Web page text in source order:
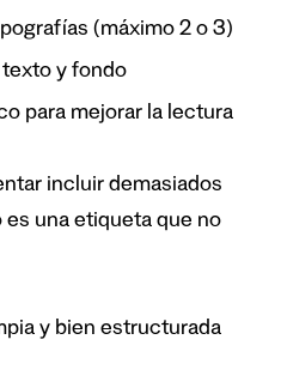
(máximo 2 o 3)
y fondo
para mejorar la lectura
incluir demasiados
una etiqueta que no
y bien estructurada